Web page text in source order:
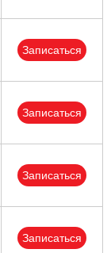
Записаться
Записаться
Записаться
Записаться